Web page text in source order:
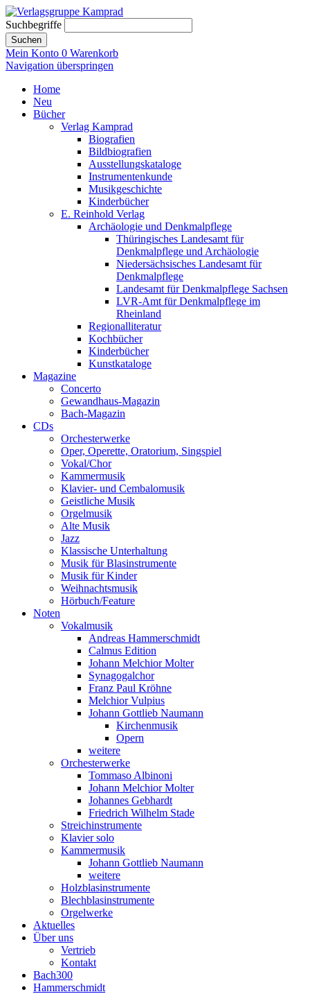
Suchbegriffe
Suchen
Mein Konto 0 Warenkorb
Navigation überspringen
Home
Neu
Bücher
Verlag Kamprad
Biografien
Bildbiografien
Ausstellungskataloge
Instrumentenkunde
Musikgeschichte
Kinderbücher
E. Reinhold Verlag
Archäologie und Denkmalpflege
Thüringisches Landesamt für
Denkmalpflege und Archäologie
Niedersächsisches Landesamt für
Denkmalpflege
Landesamt für Denkmalpflege Sachsen
LVR-Amt für Denkmalpflege im
Rheinland
Regionalliteratur
Kochbücher
Kinderbücher
Kunstkataloge
Magazine
Concerto
Gewandhaus-Magazin
Bach-Magazin
CDs
Orchesterwerke
Oper, Operette, Oratorium, Singspiel
Vokal/Chor
Kammermusik
Klavier- und Cembalomusik
Geistliche Musik
Orgelmusik
Alte Musik
Jazz
Klassische Unterhaltung
Musik für Blasinstrumente
Musik für Kinder
Weihnachtsmusik
Hörbuch/Feature
Noten
Vokalmusik
Andreas Hammerschmidt
Calmus Edition
Johann Melchior Molter
Synagogalchor
Franz Paul Kröhne
Melchior Vulpius
Johann Gottlieb Naumann
Kirchenmusik
Opern
weitere
Orchesterwerke
Tommaso Albinoni
Johann Melchior Molter
Johannes Gebhardt
Friedrich Wilhelm Stade
Streichinstrumente
Klavier solo
Kammermusik
Johann Gottlieb Naumann
weitere
Holzblasinstrumente
Blechblasinstrumente
Orgelwerke
Aktuelles
Über uns
Vertrieb
Kontakt
Bach300
Hammerschmidt